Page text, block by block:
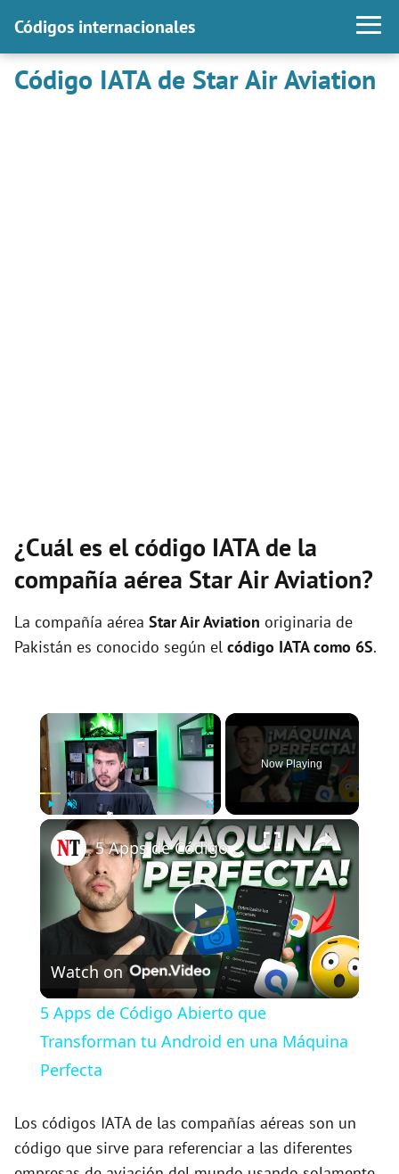
Códigos internacionales
Código IATA de Star Air Aviation
¿Cuál es el código IATA de la
compañía aérea Star Air Aviation?
La compañía aérea Star Air Aviation originaria de
Pakistán es conocido según el código IATA como 6S.
×
Unmute Fullscreen
Now Playing
×
P
l
a
V
5 Apps de Código Abierto que Transforman tu Android en una Máquina Perfecta
Watch on
5 Apps de Código Abierto que
Transforman tu Android en una Máquina
Perfecta
Los códigos IATA de las compañías aéreas son un
código que sirve para referenciar a las diferentes